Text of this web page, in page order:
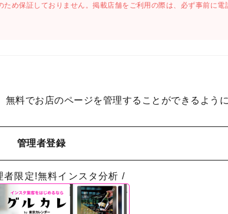
め保証しておりません。掲載店舗をご利用の際は、必ず事前に
料でお店のページを管理することができるように
管理者登録
者限定!無料インスタ分析 /